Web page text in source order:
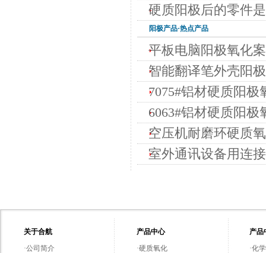
硬质阳极后的零件
阳极产品·热点产品
平板电脑阳极氧化
智能翻译笔外壳阳
7075#铝材硬质阳极
6063#铝材硬质阳极
空压机耐磨环硬质
室外通讯设备用连
关于合航
·公司简介
产品中心
·硬质氧化
产品
·化